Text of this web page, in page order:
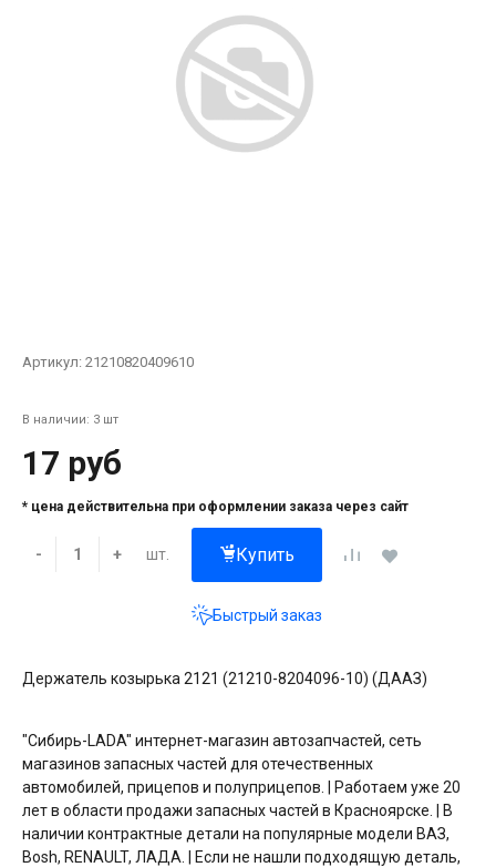
Артикул: 21210820409610
В наличии: 3 шт
17 руб
* цена действительна при оформлении заказа через сайт
- + шт. Купить
Быстрый заказ
Держатель козырька 2121 (21210-8204096-10) (ДААЗ)
"Сибирь-LADA" интернет-магазин автозапчастей, сеть
магазинов запасных частей для отечественных
автомобилей, прицепов и полуприцепов. | Работаем уже 20
лет в области продажи запасных частей в Красноярске. | В
наличии контрактные детали на популярные модели ВАЗ,
Bosh, RENAULT, ЛАДА. | Если не нашли подходящую деталь,